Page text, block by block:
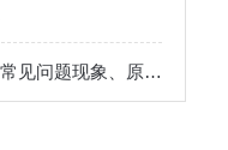
熔体流动速率仪常见问题现象、原因与排除方法